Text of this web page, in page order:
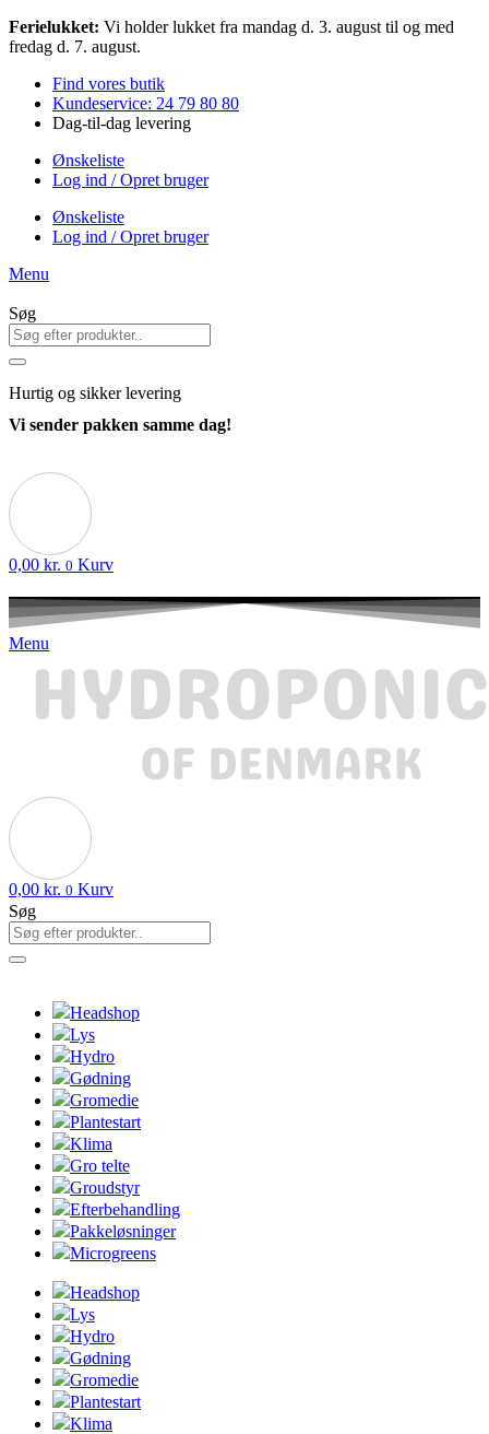
Videre
til
Ferielukket: Vi holder lukket fra mandag d. 3. august til og med
fredag d. 7. august.
Find vores butik
Kundeservice: 24 79 80 80
Dag-til-dag levering
Ønskeliste
Log ind / Opret bruger
Ønskeliste
Log ind / Opret bruger
Menu
Søg
Hurtig og sikker levering
Vi sender pakken samme dag!
0,00 kr. 0 Kurv
Menu
0,00 kr. 0 Kurv
Søg
Headshop
Lys
Hydro
Gødning
Gromedie
Plantestart
Klima
Gro telte
Groudstyr
Efterbehandling
Pakkeløsninger
Microgreens
Headshop
Lys
Hydro
Gødning
Gromedie
Plantestart
Klima